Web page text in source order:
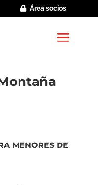
Área socios
MENORES DE